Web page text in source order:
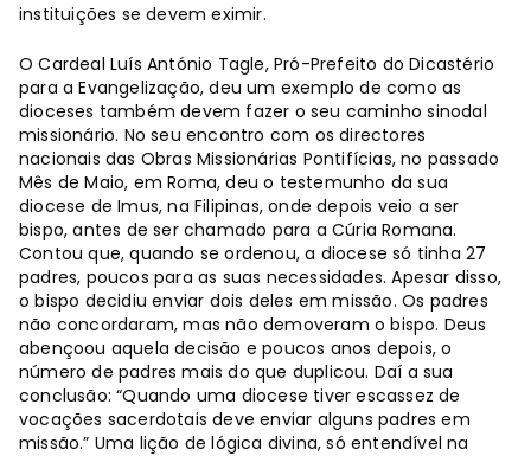
instituições se devem eximir.
O Cardeal Luís António Tagle, Pró-Prefeito do Dicastério
para a Evangelização, deu um exemplo de como as
dioceses também devem fazer o seu caminho sinodal
missionário. No seu encontro com os directores
nacionais das Obras Missionárias Pontifícias, no passado
Mês de Maio, em Roma, deu o testemunho da sua
diocese de Imus, na Filipinas, onde depois veio a ser
bispo, antes de ser chamado para a Cúria Romana.
Contou que, quando se ordenou, a diocese só tinha 27
padres, poucos para as suas necessidades. Apesar disso,
o bispo decidiu enviar dois deles em missão. Os padres
não concordaram, mas não demoveram o bispo. Deus
abençoou aquela decisão e poucos anos depois, o
número de padres mais do que duplicou. Daí a sua
conclusão: “Quando uma diocese tiver escassez de
vocações sacerdotais deve enviar alguns padres em
missão.” Uma lição de lógica divina, só entendível na